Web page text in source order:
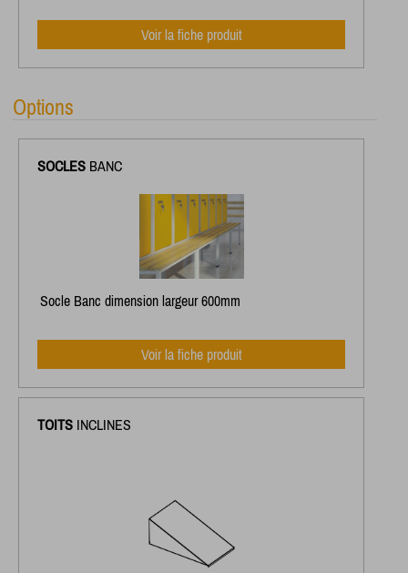
Voir la fiche produit
Options
SOCLES BANC
Socle Banc dimension largeur 600mm
Voir la fiche produit
TOITS INCLINES